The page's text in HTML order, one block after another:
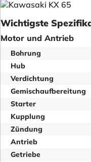
Wichtigste
Motor und Antrieb
Bohrung
Hub
Verdichtung
Gemischaufbereitung
Starter
Kupplung
Zündung
Antrieb
Getriebe